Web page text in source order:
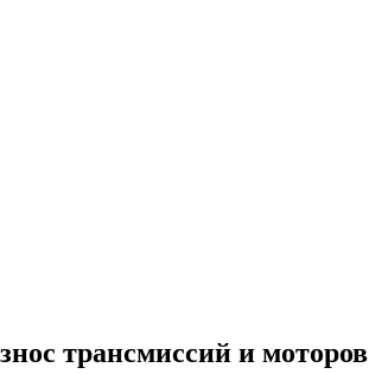
трансмиссий и моторов